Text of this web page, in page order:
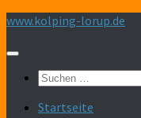
Zum
springen
www.kolping-lorup.de
Suchen
Startseite